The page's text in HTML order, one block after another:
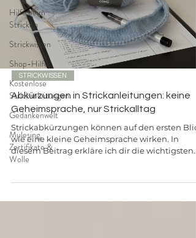
Hilfe beim
Stricken
Strickwissen
Shop-Hilfe
Kostenlose
Strickanleitungen
Gedankenwelt
Mulesing,
Zertifikate &
Wolle
STRICKWISSEN
Abkürzungen in Strickanleitungen: keine
Geheimsprache, nur Strickalltag
Strickabkürzungen können auf den ersten
wie eine kleine Geheimsprache wirken. In
diesem Beitrag erkläre ich dir die wichtigsten
Kürzel aus meinen Strickanleitungen ruhig
praktische PDF zum Herunterladen.